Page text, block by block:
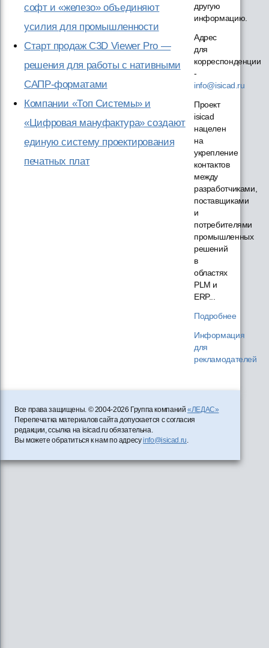
софт и «железо» объединяют
усилия для промышленности
Старт продаж C3D Viewer Pro —
решения для работы с нативными
САПР-форматами
Компании «Топ Системы» и
«Цифровая мануфактура» создают
единую систему проектирования
печатных плат
другую
информацию.
Адрес
для
корреспонденции
-
info@isicad.ru
Проект
isicad
нацелен
на
укрепление
контактов
между
разработчиками,
поставщиками
и
потребителями
промышленных
решений
в
областях
PLM и
ERP...
Подробнее
Информация
для
рекламодателей
Все права защищены. © 2004-2026 Группа компаний«ЛЕДАС»
Перепечатка материалов сайта допускается с согласия
редакции, ссылка на isicad.ru обязательна.
Вы можете обратиться к нам по адресуinfo@isicad.ru